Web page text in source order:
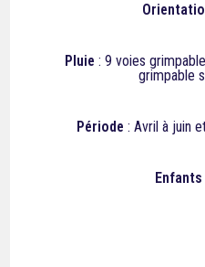
Pluie : 9 voies
grimpable
Période : Avril à juin
Enfants